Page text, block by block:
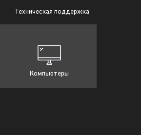
Техническая поддержка
Компьютеры